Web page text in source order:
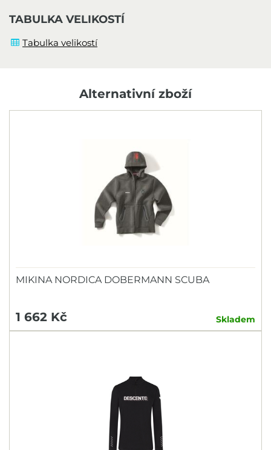
TABULKA VELIKOSTÍ
Tabulka velikostí
Alternativní zboží
MIKINA NORDICA DOBERMANN SCUBA
1 662 Kč Skladem